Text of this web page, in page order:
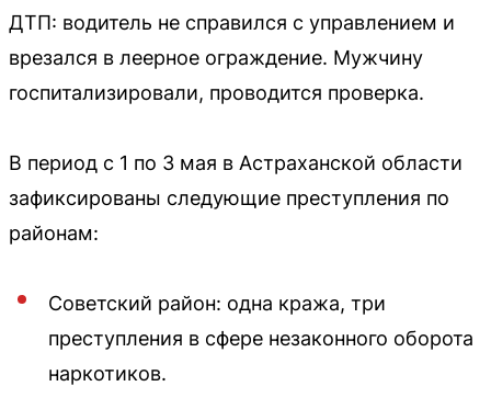
ДТП: водитель не справился с управлением и
врезался в леерное ограждение. Мужчину
госпитализировали, проводится проверка.
В период с 1 по 3 мая в Астраханской области
зафиксированы следующие преступления по
районам:
Советский район: одна кража, три
преступления в сфере незаконного оборота
наркотиков.